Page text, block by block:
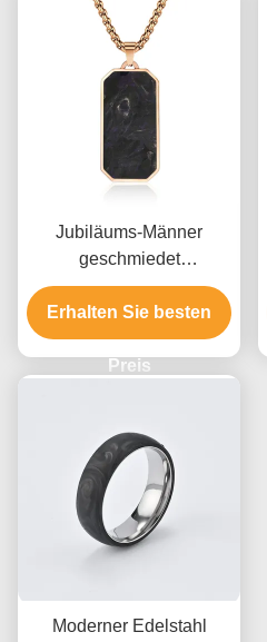
Jubiläums-Männer
geschmiedet
Kohlenstofffaser
Anhänger Gold und Grün
Gebet Choker
Erhalten Sie besten
Preis
Moderner Edelstahl